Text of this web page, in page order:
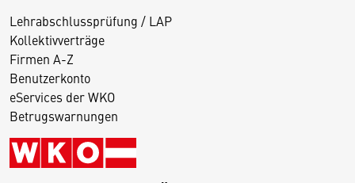
Lehrabschlussprüfung / LAP
Kollektivverträge
Firmen A-Z
Benutzerkonto
eServices der WKO
Betrugswarnungen